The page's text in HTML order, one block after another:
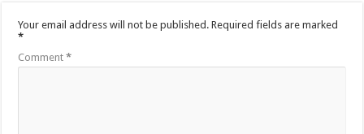
Your email address will not be published. Required fields are marked
*
Comment*